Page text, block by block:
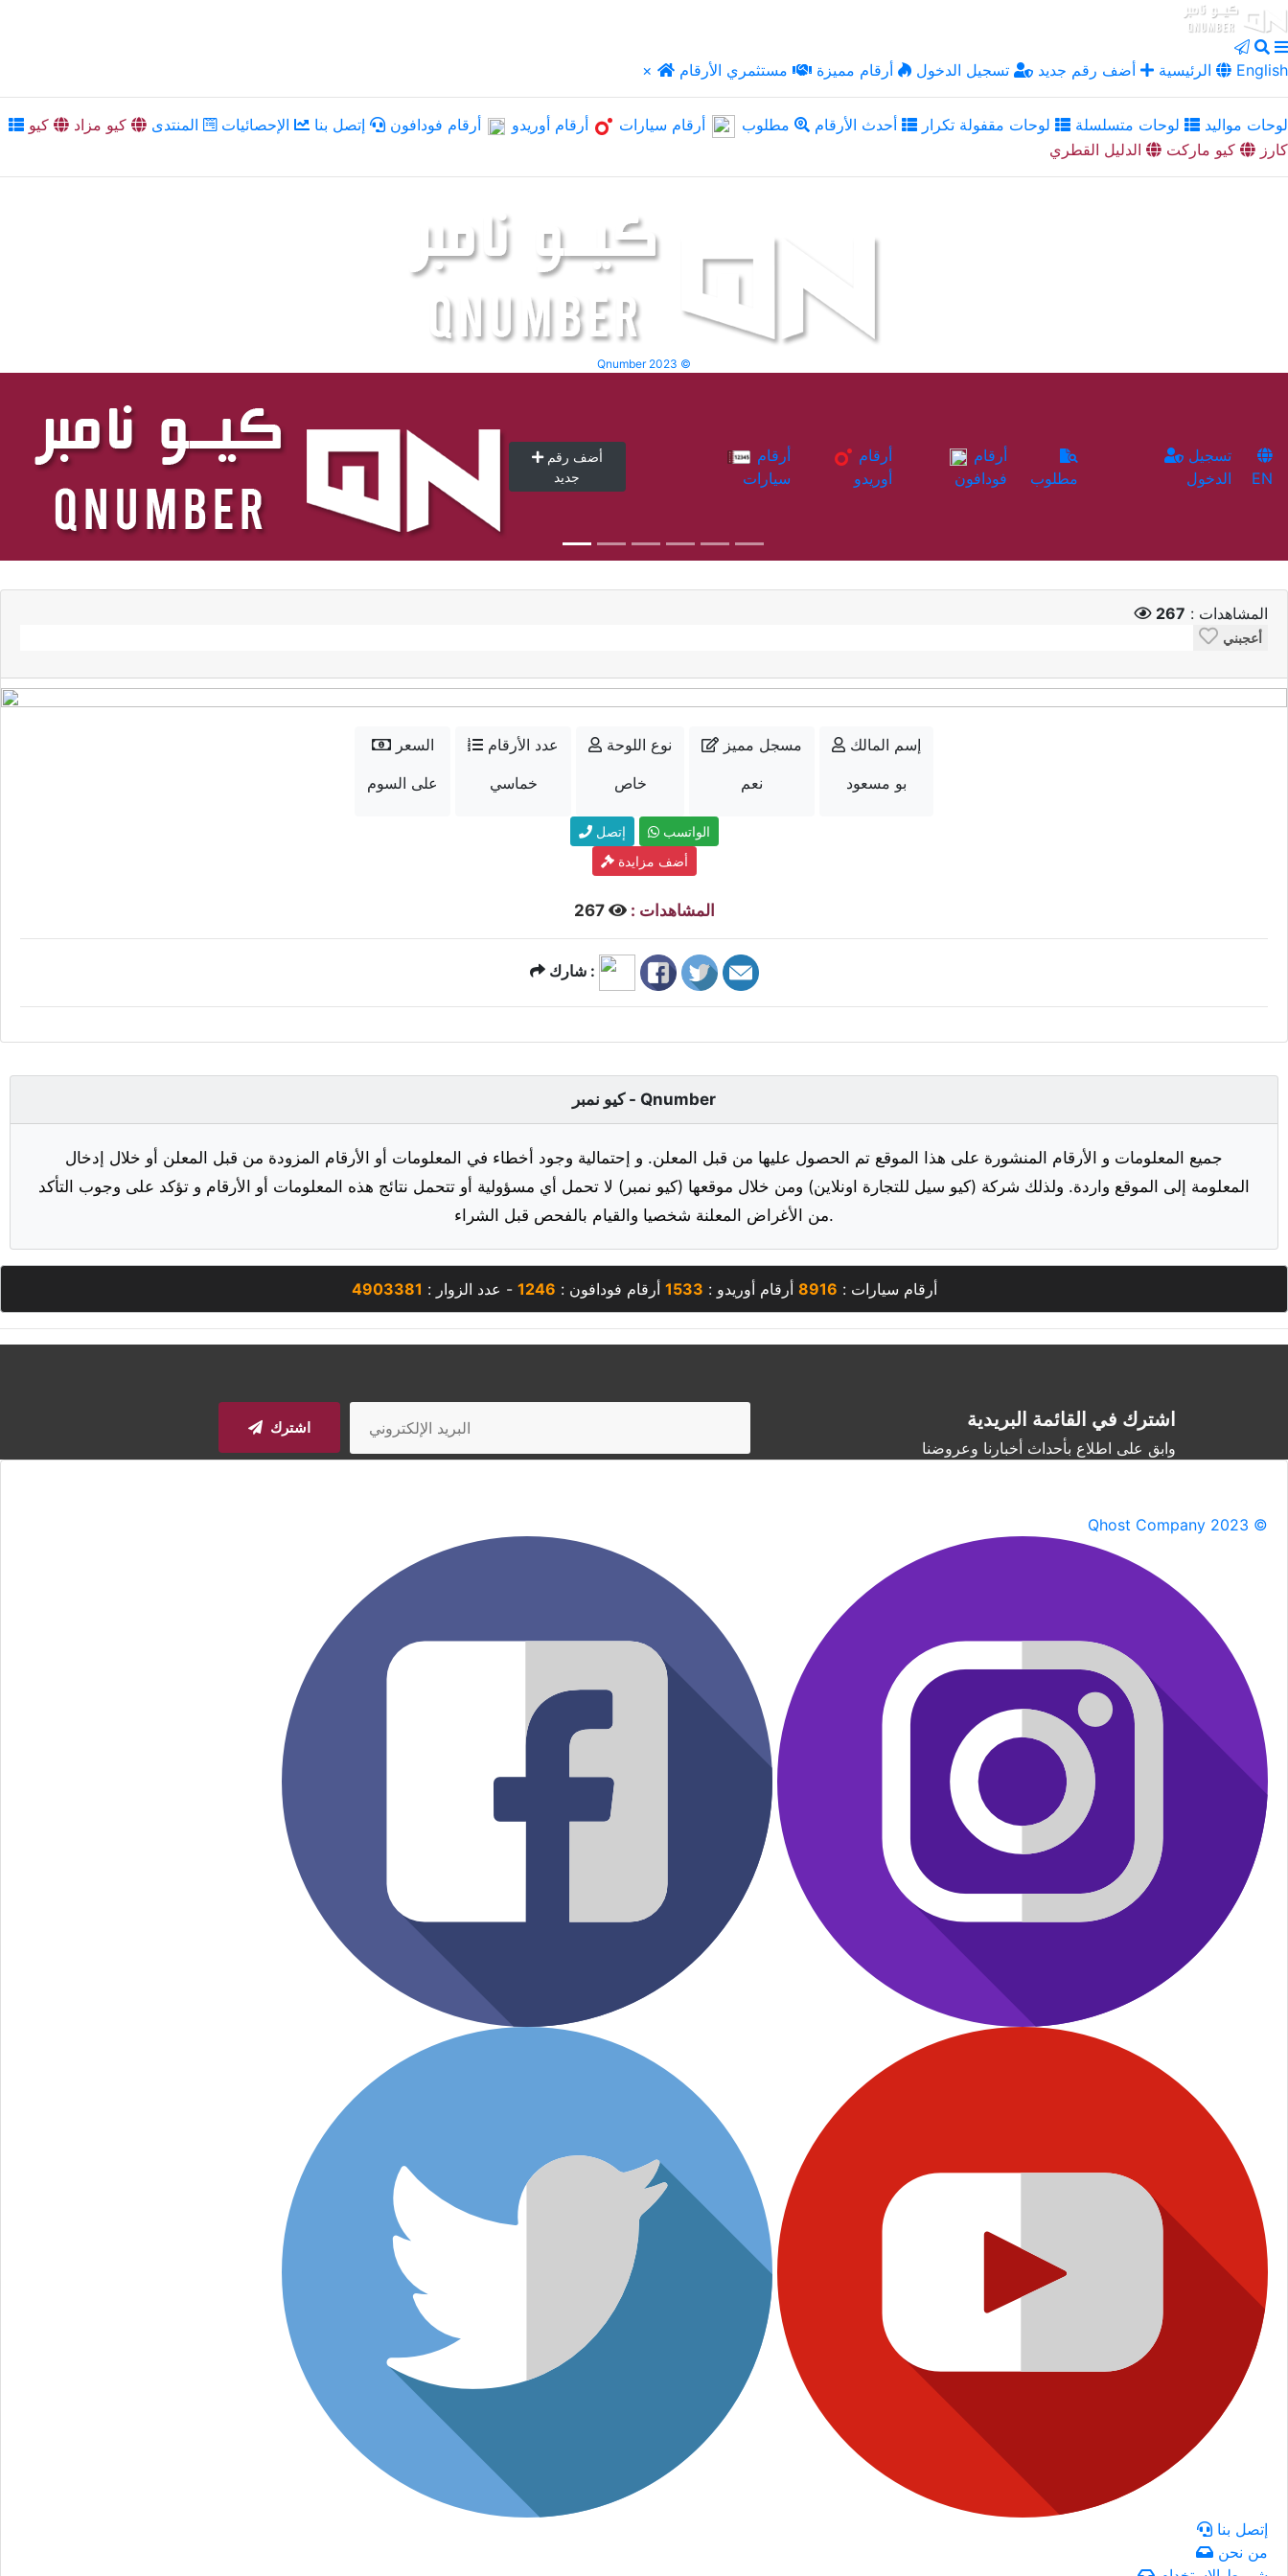
× الرئيسية أضف رقم جديد تسجيل الدخول أرقام مميزة مستثمري الأرقام English
لوحات مواليد لوحات متسلسلة لوحات مقفولة تكرار أحدث الأرقام مطلوب أرقام سيارات أرقام أوريدو أرقام فودافون إتصل بنا الإحصائيات المنتدى كيو مزاد
كيو
كارز
كيو ماركت الدليل القطري
Qnumber 2023 ©
أضف رقم
جديد
سيارات
أوريدو
فودافون
مطلوب
الدخول
EN
المشاهدات : 267
أعجبني
السعر
على السوم
عدد الأرقام
خماسي
نوع اللوحة
خاص
مسجل مميز
نعم
إسم المالك
بو مسعود
إتصل
الواتسب
أضف مزايدة
المشاهدات : 267
شارك :
كيو نمبر - Qnumber
جميع المعلومات و الأرقام المنشورة على هذا الموقع تم الحصول عليها من قبل المعلن. و إحتمالية وجود أخطاء في المعلومات أو الأرقام المزودة من قبل المعلن أو خلال إدخال
المعلومة إلى الموقع واردة. ولذلك شركة (كيو سيل للتجارة اونلاين) ومن خلال موقعها (كيو نمبر) لا تحمل أي مسؤولية أو تتحمل نتائج هذه المعلومات أو الأرقام و تؤكد على وجوب التأكد
من الأغراض المعلنة شخصيا والقيام بالفحص قبل الشراء.
أرقام سيارات : 8916 أرقام أوريدو : 1533 أرقام فودافون : 1246 - عدد الزوار : 4903381
اشترك في القائمة البريدية
وابق على اطلاع بأحداث أخبارنا وعروضنا
اشترك
Qhost Company 2023 ©
إتصل بنا
من نحن